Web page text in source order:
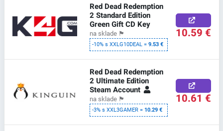
Red Dead Redemption
2 Standard Edition
Green Gift CD Key
na sklade 🏴
-10% s XXLG10DEAL =9.53 €
10.59 €
Red Dead Redemption
2 Ultimate Edition
Steam Account
na sklade 🏴
-3% s XXL3GAMER =10.29 €
10.61 €